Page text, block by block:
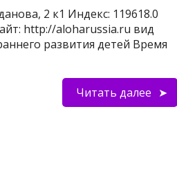
2 к1 Индекс: 119618.0
http://aloharussia.ru вид
развития детей Время
Читать далее